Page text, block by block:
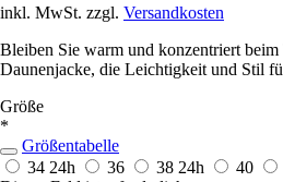
inkl. MwSt. zzgl. Versandkosten
Bleiben Sie warm und konzentriert
Daunenjacke, die Leichtigkeit und Stil
Größe
*
Größentabelle
34 24h 36 38 24h 40